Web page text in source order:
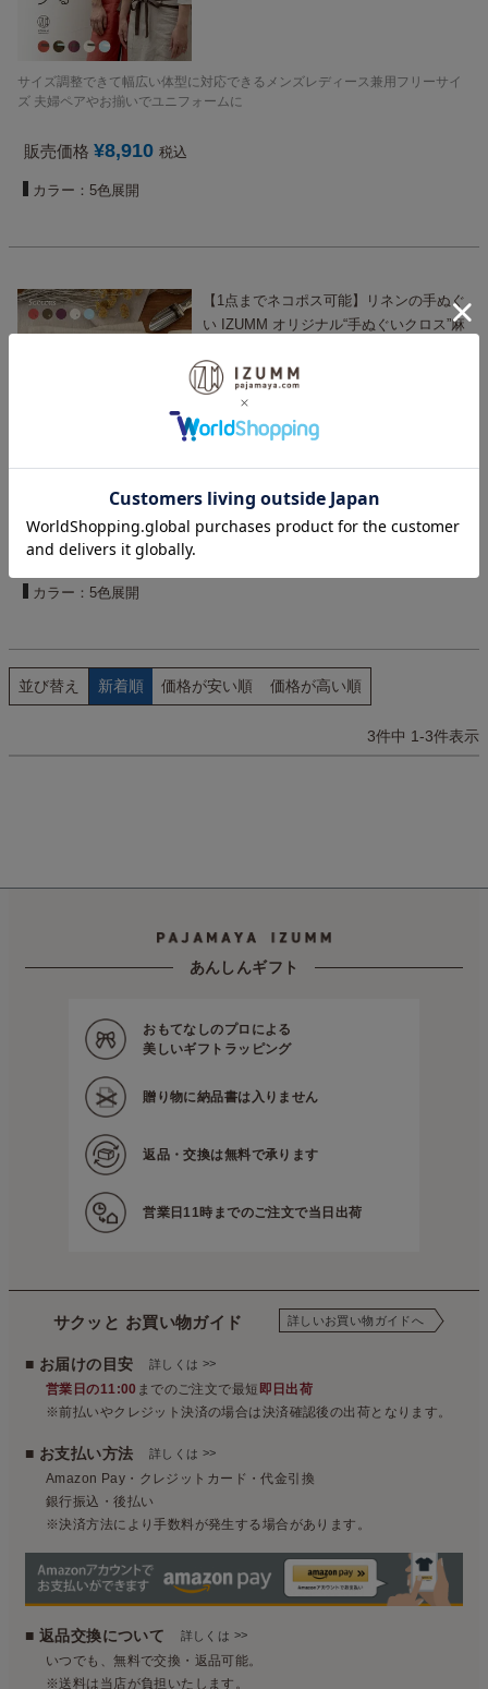
サイズ調整できて幅広い体型に対応できるメンズレディース兼用フリーサイ
ズ 夫婦ペアやお揃いでユニフォームに
販売価格 ¥8,910 税込
カラー：5色展開
【1点までネコポス可能】リネンの手ぬぐ
い IZUMM オリジナル“手ぬぐいクロス”麻
など使い方色々
など色々使えて便利。
販売価格 ¥2,200 税込
カラー：5色展開
並び替え 新着順 価格が安い順 価格が高い順
3件中 1-3件表示
あんしんギフト
おもてなしのプロによる
美しいギフトラッピング
贈り物に納品書は入りません
返品・交換は無料で承ります
営業日11時までのご注文で当日出荷
サクッと お買い物ガイド 詳しいお買い物ガイドへ
■ お届けの目安 詳しくは >>
営業日の11:00 までのご注文で最短 即日出荷
※前払いやクレジット決済の場合は決済確認後の出荷となります。
■ お支払い方法 詳しくは >>
Amazon Pay・クレジットカード・代金引換
銀行振込・後払い
※決済方法により手数料が発生する場合があります。
■ 返品交換について 詳しくは >>
いつでも、無料で交換・返品可能。
※送料は当店が負担いたします。